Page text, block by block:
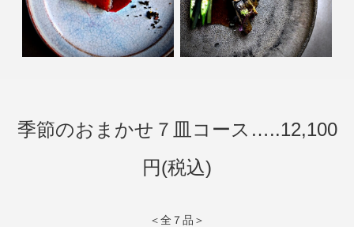
季節のおまかせ７皿コース…..12,100
円(税込)
＜全７品＞